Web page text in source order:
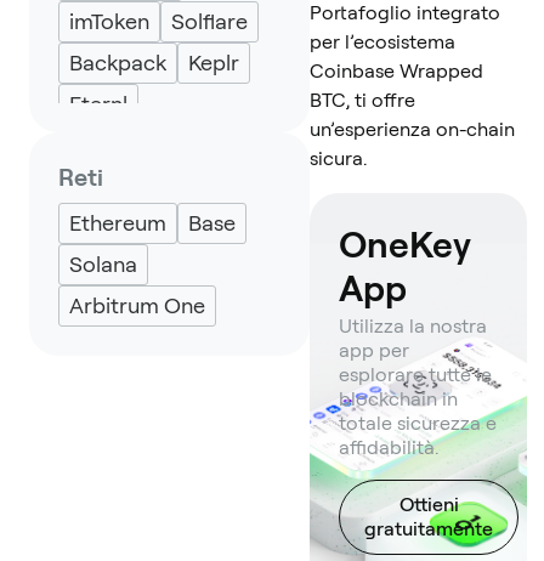
imToken
Solflare
Backpack
Keplr
Eternl
Reti
Ethereum
Base
Solana
Arbitrum One
Portafoglio integrato
per l’ecosistema
Coinbase Wrapped
BTC, ti offre
un’esperienza on-chain
sicura.
OneKey
App
Utilizza la nostra
app per
esplorare tutte le
blockchain in
totale sicurezza e
affidabilità.
Ottieni
gratuitamente